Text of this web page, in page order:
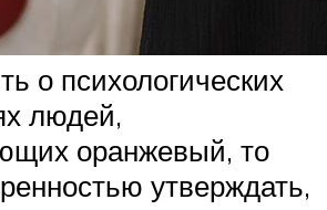
о психологических
людей,
оранжевый, то
утверждать,